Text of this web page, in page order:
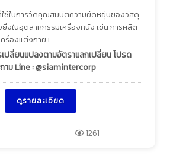
ใช้ในการวัดคุณสมบัติความยืดหยุ่นของวัสดุ
ยิ่งในอุตสาหกรรมเครื่องหนัง เช่น การผลิต
ครื่องแต่งกาย เ
ปลี่ยนแปลงตามอัตราแลกเปลี่ยน โปรด
าม Line : @siamintercorp
ดูรายละเอียด
1261